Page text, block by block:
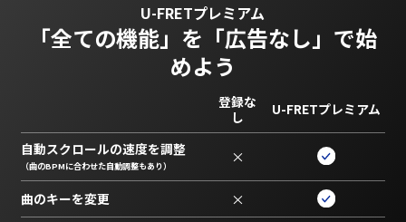
U-FRETプレミアム
「全ての機能」を 「広告なし」で始
めよう
登録な
し
U-FRETプレミアム
自動スクロールの速度を調整
（曲のBPMに合わせた自動調整もあり） ×
曲のキーを変更 ×